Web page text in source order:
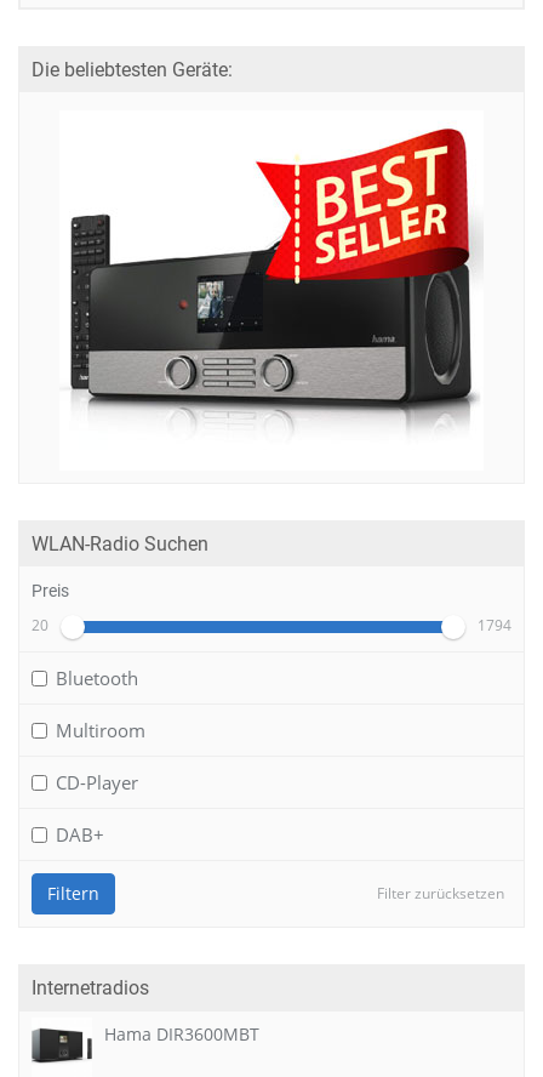
Die beliebtesten Geräte:
WLAN-Radio Suchen
Preis
20 1794
Bluetooth
Multiroom
CD-Player
DAB+
Filter zurücksetzen
Filtern
Internetradios
Hama DIR3600MBT